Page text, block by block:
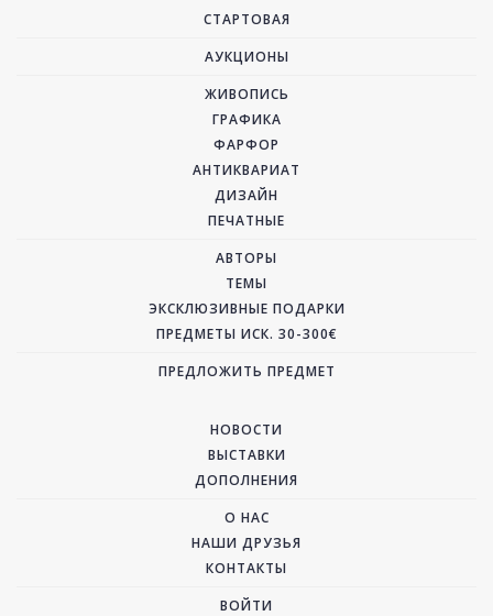
СТАРТОВАЯ
АУКЦИОНЫ
ЖИВОПИСЬ
ГРАФИКА
ФАРФОР
АНТИКВАРИАТ
ДИЗАЙН
ПЕЧАТНЫЕ
АВТОРЫ
ТЕМЫ
ЭКСКЛЮЗИВНЫЕ ПОДАРКИ
ПРЕДМЕТЫ ИСК. 30-300€
ПРЕДЛОЖИТЬ ПРЕДМЕТ
НОВОСТИ
ВЫСТАВКИ
ДОПОЛНЕНИЯ
О НАС
НАШИ ДРУЗЬЯ
КОНТАКТЫ
ВОЙТИ